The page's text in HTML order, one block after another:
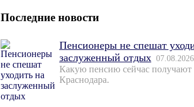
Последние новости
Пенсионеры не спешат
заслуженный отдых 07.08.2026
Какую пенсию сейчас
Краснодара.